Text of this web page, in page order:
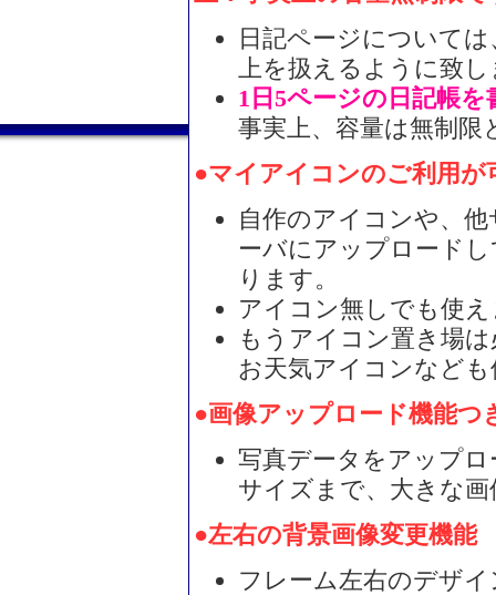
日記ページについて
上を扱えるように致
1日5ページの日記帳
事実上、容量は無制
●マイアイコンのご利用が
自作のアイコンや、
ーバにアップロード
ります。
アイコン無しでも使
もうアイコン置き場
お天気アイコンなど
●画像アップロード機能つ
写真データをアップロ
サイズまで、大きな
●左右の背景画像変更機能
フレーム左右のデザ